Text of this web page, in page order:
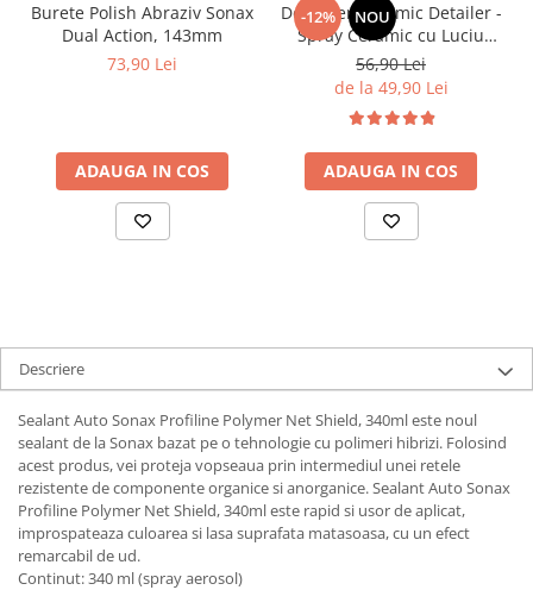
Burete Polish Abraziv Sonax
Dual Action, 143mm
73,90 Lei
ADAUGA IN COS
-12% NOU
Deturner Ceramic Detailer -
Spray Ceramic cu Luciu
Intens si Hidrofobie
Puternica 250ml
56,90 Lei
de la 49,90 Lei
ADAUGA IN COS
Descriere
Sealant Auto Sonax Profiline Polymer Net Shield, 340ml este noul
sealant de la Sonax bazat pe o tehnologie cu polimeri hibrizi. Folosind
acest produs, vei proteja vopseaua prin intermediul unei retele
rezistente de componente organice si anorganice. Sealant Auto Sonax
Profiline Polymer Net Shield, 340ml este rapid si usor de aplicat,
improspateaza culoarea si lasa suprafata matasoasa, cu un efect
remarcabil de ud.
Continut: 340 ml (spray aerosol)